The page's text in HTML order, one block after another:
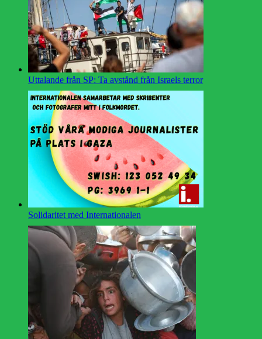
Uttalande från SP: Ta avstånd från Israels terror
Solidaritet med Internationalen